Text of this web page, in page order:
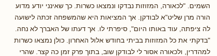
השמים. "לכאורה, המזוזות נבדקו ונמצאו כשרות. כך שאינני יודע מדוע
הורה מרן שליט"א לבודקן. אך המציאות היא שהמשפחה זכתה לישועה
לה ציפתה, עוד באותו היום", סיפרתי לו. אך דעתו של האברך לא נחה.
"בדקתי את כל המזוזות בביתי בחודש אלול האחרון. כולן נמצאו כשרות
למהדרין, ולכאורה אסור לי לבודקן שוב, בתוך פרק זמן כה קצר. שהרי